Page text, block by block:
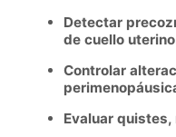
Detectar
de cuello
Controlar
Evaluar